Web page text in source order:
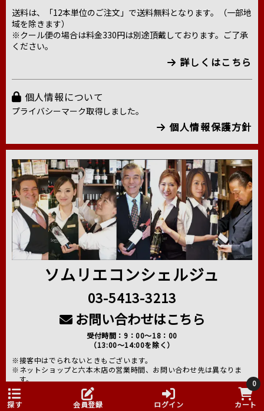
探す 会員登録 ログイン
0
カート
送料は、「12本単位のご注文」で送料無料となります。（一部地
域を除きます）
※クール便の場合は料金330円は別途頂戴しております。ご了承
ください。
詳しくはこちら
個人情報について
プライバシーマーク取得しました。
個人情報保護方針
ソムリエコンシェルジュ
03-5413-3213
お問い合わせはこちら
受付時間：9：00～18：00
（13:00～14:00を除く）
※接客中はでられないときもございます。
※ネットショップと六本木店の営業時間、お問い合わせ先は異なりま
す。
よくあるご質問はこちら